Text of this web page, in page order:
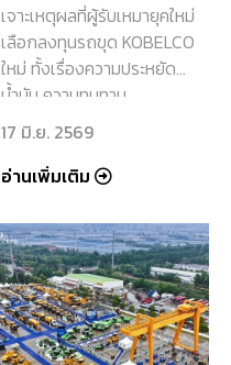
17 มิ.ย. 2569
เจาะเหตุผลที่ผู้รับเหมายุคใหม่
เลือกลงทุนรถขุด KOBELCO
ใหม่ ทั้งเรื่องความประหยัด
น้ำมัน ความทนทาน
เทคโนโลยีการทำงาน และ
มูลค่าขายต่อที่คุ้มค่าในระยะ
ยาว
อ่านเพิ่มเติม